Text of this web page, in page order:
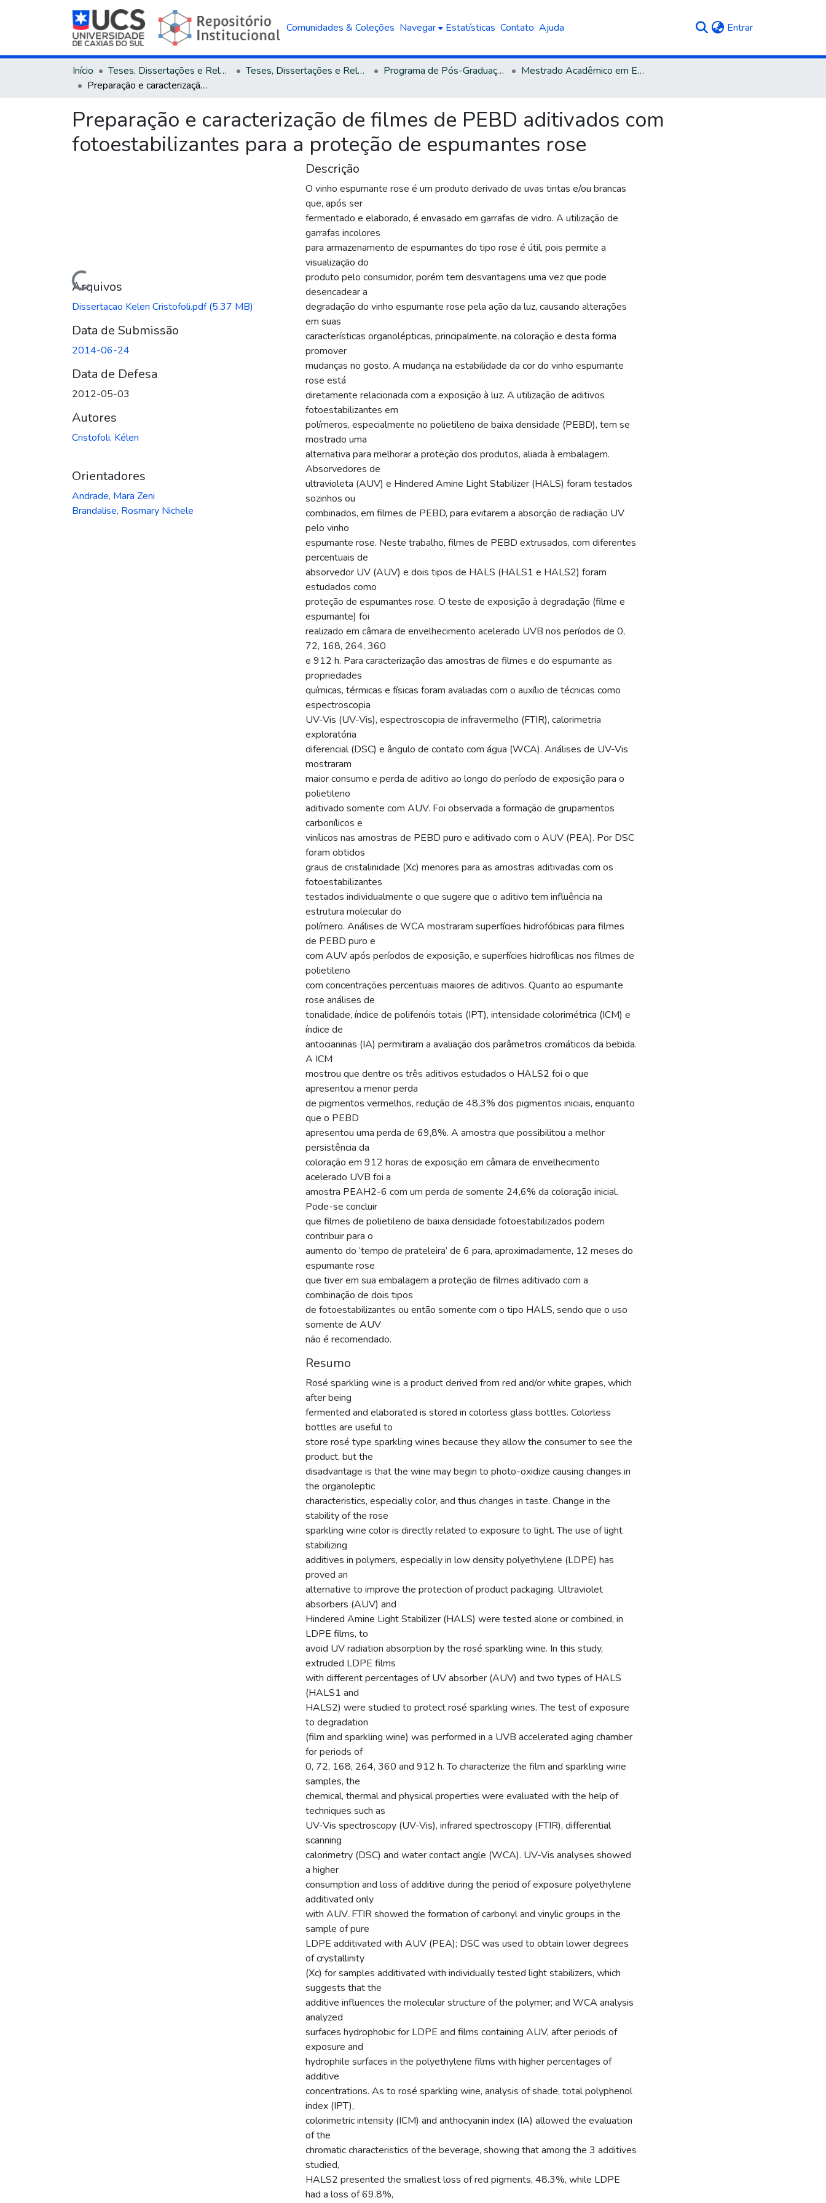
Comunidades & Coleções Navegar Estatísticas Contato Ajuda Entrar(current)
Início Teses, Dissertações e Relatórios Teses, Dissertações e Relatórios defendidos na UCS Programa de Pós-Graduação em Engenharia e Ciência dos Materiais
Mestrado Acadêmico em Engenharia e Ciência dos Materiais
Preparação e caracterização de filmes de PEBD aditivados com fotoestabilizantes para a proteção de espumantes rose
Preparação e caracterização de filmes de PEBD aditivados com
fotoestabilizantes para a proteção de espumantes rose
Carregando...
Arquivos
Dissertacao Kelen Cristofoli.pdf(5.37 MB)
Data de Submissão
2014-06-24
Data de Defesa
2012-05-03
Autores
Cristofoli, Kélen
Orientadores
Andrade, Mara Zeni
Brandalise, Rosmary Nichele
Descrição
O vinho espumante rose é um produto derivado de uvas tintas e/ou brancas
que, após ser
fermentado e elaborado, é envasado em garrafas de vidro. A utilização de
garrafas incolores
para armazenamento de espumantes do tipo rose é útil, pois permite a
visualização do
produto pelo consumidor, porém tem desvantagens uma vez que pode
desencadear a
degradação do vinho espumante rose pela ação da luz, causando alterações
em suas
características organolépticas, principalmente, na coloração e desta forma
promover
mudanças no gosto. A mudança na estabilidade da cor do vinho espumante
rose está
diretamente relacionada com a exposição à luz. A utilização de aditivos
fotoestabilizantes em
polímeros, especialmente no polietileno de baixa densidade (PEBD), tem se
mostrado uma
alternativa para melhorar a proteção dos produtos, aliada à embalagem.
Absorvedores de
ultravioleta (AUV) e Hindered Amine Light Stabilizer (HALS) foram testados
sozinhos ou
combinados, em filmes de PEBD, para evitarem a absorção de radiação UV
pelo vinho
espumante rose. Neste trabalho, filmes de PEBD extrusados, com diferentes
percentuais de
absorvedor UV (AUV) e dois tipos de HALS (HALS1 e HALS2) foram
estudados como
proteção de espumantes rose. O teste de exposição à degradação (filme e
espumante) foi
realizado em câmara de envelhecimento acelerado UVB nos períodos de 0,
72, 168, 264, 360
e 912 h. Para caracterização das amostras de filmes e do espumante as
propriedades
químicas, térmicas e físicas foram avaliadas com o auxílio de técnicas como
espectroscopia
UV-Vis (UV-Vis), espectroscopia de infravermelho (FTIR), calorimetria
exploratória
diferencial (DSC) e ângulo de contato com água (WCA). Análises de UV-Vis
mostraram
maior consumo e perda de aditivo ao longo do período de exposição para o
polietileno
aditivado somente com AUV. Foi observada a formação de grupamentos
carbonílicos e
vinílicos nas amostras de PEBD puro e aditivado com o AUV (PEA). Por DSC
foram obtidos
graus de cristalinidade (Xc) menores para as amostras aditivadas com os
fotoestabilizantes
testados individualmente o que sugere que o aditivo tem influência na
estrutura molecular do
polímero. Análises de WCA mostraram superfícies hidrofóbicas para filmes
de PEBD puro e
com AUV após períodos de exposição, e superfícies hidrofílicas nos filmes de
polietileno
com concentrações percentuais maiores de aditivos. Quanto ao espumante
rose análises de
tonalidade, índice de polifenóis totais (IPT), intensidade colorimétrica (ICM) e
índice de
antocianinas (IA) permitiram a avaliação dos parâmetros cromáticos da bebida.
A ICM
mostrou que dentre os três aditivos estudados o HALS2 foi o que
apresentou a menor perda
de pigmentos vermelhos, redução de 48,3% dos pigmentos iniciais, enquanto
que o PEBD
apresentou uma perda de 69,8%. A amostra que possibilitou a melhor
persistência da
coloração em 912 horas de exposição em câmara de envelhecimento
acelerado UVB foi a
amostra PEAH2-6 com um perda de somente 24,6% da coloração inicial.
Pode-se concluir
que filmes de polietileno de baixa densidade fotoestabilizados podem
contribuir para o
aumento do ‘tempo de prateleira’ de 6 para, aproximadamente, 12 meses do
espumante rose
que tiver em sua embalagem a proteção de filmes aditivado com a
combinação de dois tipos
de fotoestabilizantes ou então somente com o tipo HALS, sendo que o uso
somente de AUV
não é recomendado.
Resumo
Rosé sparkling wine is a product derived from red and/or white grapes, which
after being
fermented and elaborated is stored in colorless glass bottles. Colorless
bottles are useful to
store rosé type sparkling wines because they allow the consumer to see the
product, but the
disadvantage is that the wine may begin to photo-oxidize causing changes in
the organoleptic
characteristics, especially color, and thus changes in taste. Change in the
stability of the rose
sparkling wine color is directly related to exposure to light. The use of light
stabilizing
additives in polymers, especially in low density polyethylene (LDPE) has
proved an
alternative to improve the protection of product packaging. Ultraviolet
absorbers (AUV) and
Hindered Amine Light Stabilizer (HALS) were tested alone or combined, in
LDPE films, to
avoid UV radiation absorption by the rosé sparkling wine. In this study,
extruded LDPE films
with different percentages of UV absorber (AUV) and two types of HALS
(HALS1 and
HALS2) were studied to protect rosé sparkling wines. The test of exposure
to degradation
(film and sparkling wine) was performed in a UVB accelerated aging chamber
for periods of
0, 72, 168, 264, 360 and 912 h. To characterize the film and sparkling wine
samples, the
chemical, thermal and physical properties were evaluated with the help of
techniques such as
UV-Vis spectroscopy (UV-Vis), infrared spectroscopy (FTIR), differential
scanning
calorimetry (DSC) and water contact angle (WCA). UV-Vis analyses showed
a higher
consumption and loss of additive during the period of exposure polyethylene
additivated only
with AUV. FTIR showed the formation of carbonyl and vinylic groups in the
sample of pure
LDPE additivated with AUV (PEA); DSC was used to obtain lower degrees
of crystallinity
(Xc) for samples additivated with individually tested light stabilizers, which
suggests that the
additive influences the molecular structure of the polymer; and WCA analysis
analyzed
surfaces hydrophobic for LDPE and films containing AUV, after periods of
exposure and
hydrophile surfaces in the polyethylene films with higher percentages of
additive
concentrations. As to rosé sparkling wine, analysis of shade, total polyphenol
index (IPT),
colorimetric intensity (ICM) and anthocyanin index (IA) allowed the evaluation
of the
chromatic characteristics of the beverage, showing that among the 3 additives
studied,
HALS2 presented the smallest loss of red pigments, 48.3%, while LDPE
had a loss of 69.8%,